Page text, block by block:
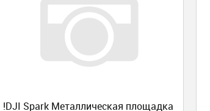
!DJI Spark Металлическая площадка